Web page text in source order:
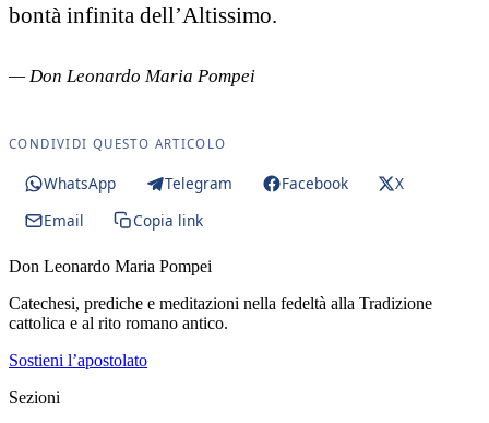
bontà infinita dell’Altissimo.
— Don Leonardo Maria Pompei
CONDIVIDI QUESTO ARTICOLO
WhatsApp Telegram Facebook
X
Email
Copia link
Don Leonardo Maria Pompei
Catechesi, prediche e meditazioni nella fedeltà alla Tradizione
cattolica e al rito romano antico.
Sostieni l’apostolato
Sezioni